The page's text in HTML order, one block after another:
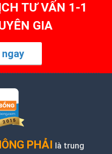
TƯ VẤN 1-1
GIA
ngay
PHẢI là trung